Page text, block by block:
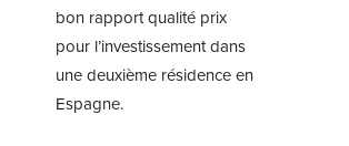
bon rapport qualité prix
pour l’investissement dans
une deuxième résidence en
Espagne.